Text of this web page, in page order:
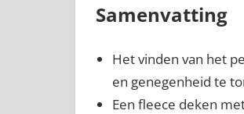
Samenvatting
Het vinden van het
en genegenheid te
Een fleece deken